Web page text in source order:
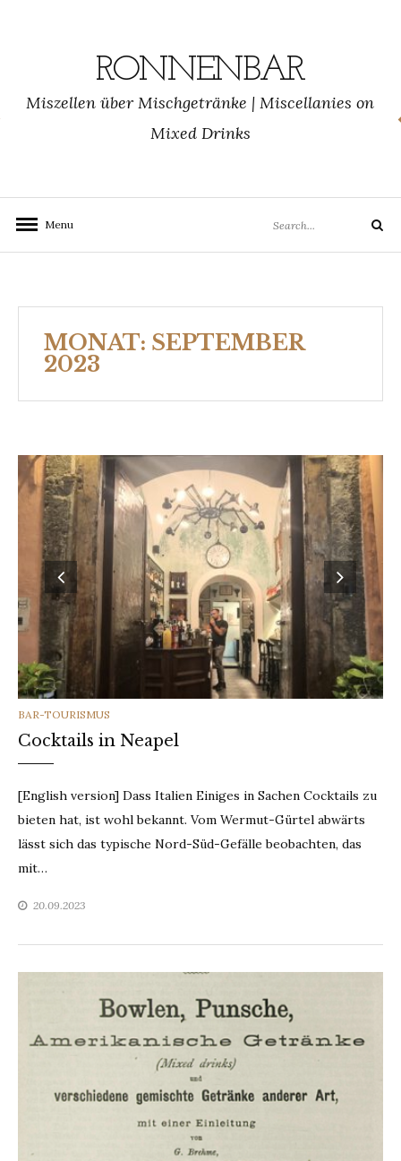
RONNENBAR
Miszellen über Mischgetränke | Miscellanies on
Mixed Drinks
Menu
for:
Search
MONAT: SEPTEMBER
2023
CATEGORIES
BAR-TOURISMUS
Cocktails in Neapel
[English version] Dass Italien Einiges in Sachen Cocktails zu
bieten hat, ist wohl bekannt. Vom Wermut-Gürtel abwärts
lässt sich das typische Nord-Süd-Gefälle beobachten, das
mit…
20.09.2023